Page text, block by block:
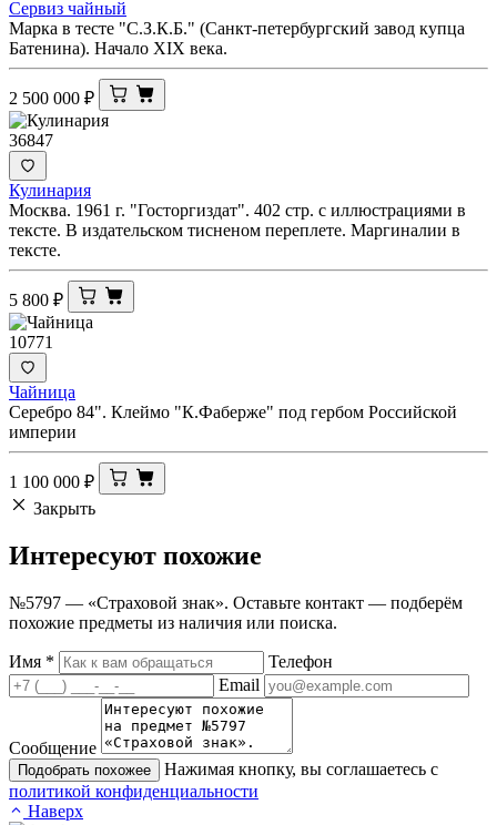
Сервиз чайный
Марка в тесте "С.З.К.Б." (Санкт-петербургский завод купца
Батенина). Начало XIX века.
2 500 000 ₽
36847
Кулинария
Москва. 1961 г. "Госторгиздат". 402 стр. с иллюстрациями в
тексте. В издательском тисненом переплете. Маргиналии в
тексте.
5 800 ₽
10771
Чайница
Серебро 84". Клеймо "К.Фаберже" под гербом Российской
империи
1 100 000 ₽
Закрыть
Интересуют похожие
№5797 — «Страховой знак». Оставьте контакт — подберём
похожие предметы из наличия или поиска.
Имя *
Телефон
Email
Сообщение
Подобрать похожее
Нажимая кнопку, вы соглашаетесь с
политикой конфиденциальности
Наверх